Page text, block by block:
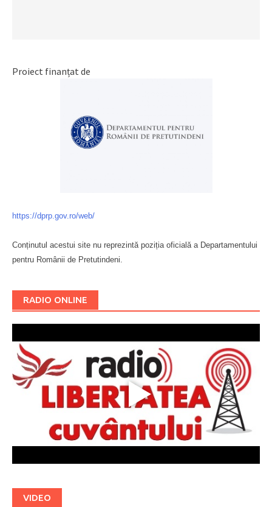
Proiect finanțat de
https://dprp.gov.ro/web/
Conținutul acestui site nu reprezintă poziția oficială a Departamentului
pentru Românii de Pretutindeni.
RADIO ONLINE
VIDEO